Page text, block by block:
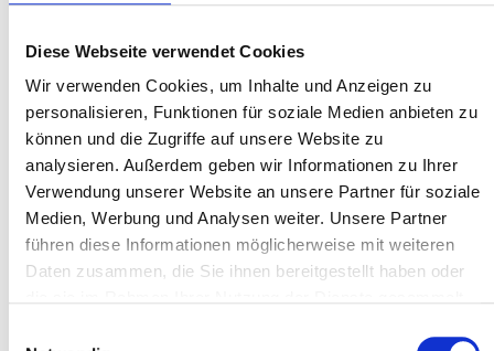
Diese Webseite verwendet Cookies
Wir verwenden Cookies, um Inhalte und Anzeigen zu
personalisieren, Funktionen für soziale Medien anbieten zu
können und die Zugriffe auf unsere Website zu
analysieren. Außerdem geben wir Informationen zu Ihrer
Verwendung unserer Website an unsere Partner für soziale
Medien, Werbung und Analysen weiter. Unsere Partner
führen diese Informationen möglicherweise mit weiteren
Daten zusammen, die Sie ihnen bereitgestellt haben oder
1.164,23 €* %
1.552,31 €*
(25% gespart)
Preise exkl. MwSt. zzgl. Versandkosten